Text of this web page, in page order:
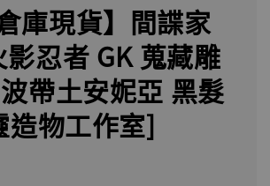
庫現貨】間諜家
忍者 GK 蒐藏雕
帶土安妮亞 黑髮
造物工作室]